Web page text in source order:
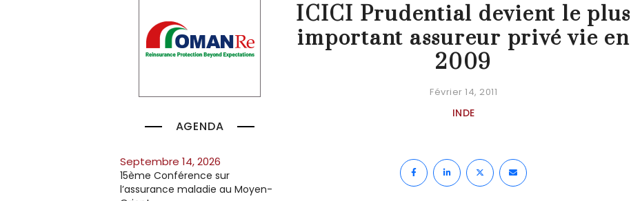
AGENDA
septembre 14, 2026
15ème Conférence sur
l’assurance maladie au Moyen-
ICICI Prudential devient le plus
important assureur privé vie en
2009
Février 14, 2011
INDE